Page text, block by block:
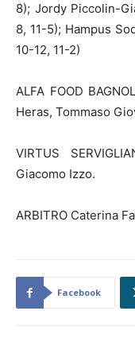
8); Jordy Piccolin-
8, 11-5); Hampus
10-12, 11-2)
ALFA FOOD
Heras, Tommaso
VIRTUS
Giacomo Izzo.
ARBITRO Caterina
Facebook